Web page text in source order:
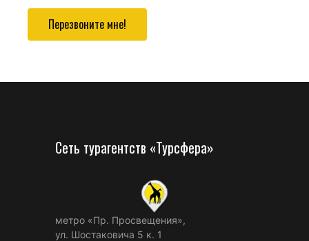
Перезвоните мне!
Сеть турагентств «Турсфера»
метро «Пр. Просвещения»,
ул. Шостаковича 5 к. 1